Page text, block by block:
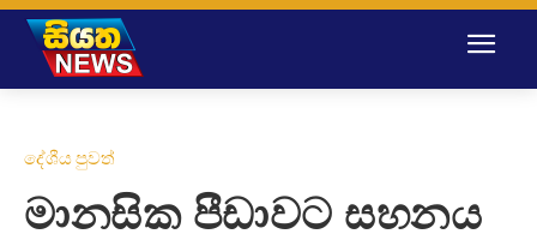
දේශීය පුවත්
මානසික පීඩාවට සහනය